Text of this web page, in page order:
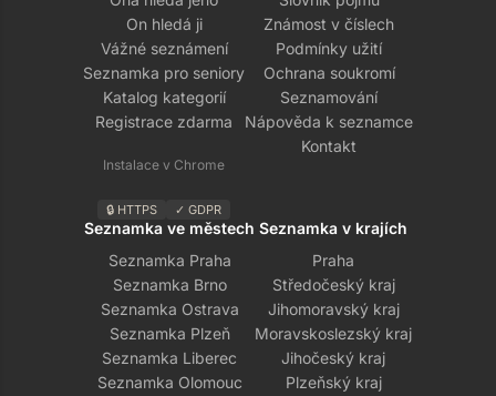
On hledá ji
Vážné seznámení
Seznamka pro seniory
Katalog kategorií
Registrace zdarma
Instalace v Chrome
🔒 HTTPS ✓ GDPR
Známost v číslech
Podmínky užití
Ochrana soukromí
Seznamování
Nápověda k seznamce
Kontakt
Seznamka ve městech
Seznamka Praha
Seznamka Brno
Seznamka Ostrava
Seznamka Plzeň
Seznamka Liberec
Seznamka Olomouc
Seznamka v krajích
Praha
Středočeský kraj
Jihomoravský kraj
Moravskoslezský kraj
Jihočeský kraj
Plzeňský kraj